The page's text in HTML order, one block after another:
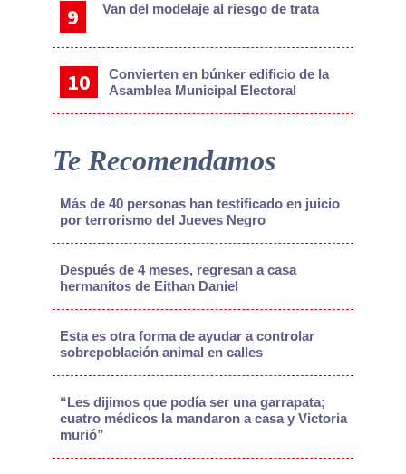
Van del modelaje al riesgo de trata
Convierten en búnker edificio de la
Asamblea Municipal Electoral
Te Recomendamos
Más de 40 personas han testificado en juicio
por terrorismo del Jueves Negro
Después de 4 meses, regresan a casa
hermanitos de Eithan Daniel
Esta es otra forma de ayudar a controlar
sobrepoblación animal en calles
“Les dijimos que podía ser una garrapata;
cuatro médicos la mandaron a casa y Victoria
murió”